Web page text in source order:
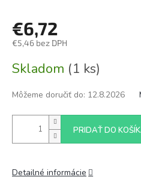
€6,72
€5,46 bez DPH
cena:
Skladom (1 ks)
Môžeme doručiť do: 12.8.2026
PRIDAŤ DO
Detailné informácie